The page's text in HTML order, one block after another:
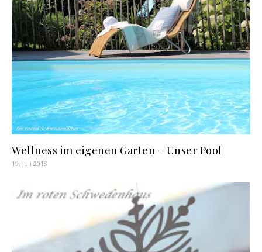
Wellness im eigenen Garten – Unser Pool
19. Juli 2018